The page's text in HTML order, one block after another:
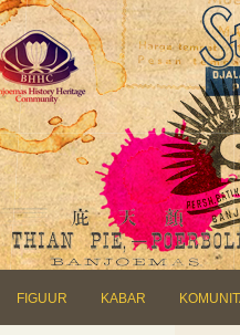
FIGUUR KABAR